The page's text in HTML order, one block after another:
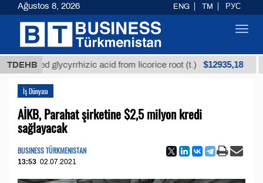
TDEHBglycyrrhizic acid from licorice root (t.) $12935,18
İş Dünyası
AİKB, Parahat şirketine $2,5 milyon kredi
sağlayacak
BUSINESS TÜRKMENISTAN
13:53 02.07.2021
Ağustos 8, 2026 ENG TM РУС